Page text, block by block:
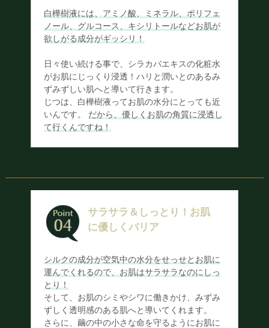
白樺樹液には、アミノ酸、ミネラル、ポリフェ
ノール、グルコース、キシリトールなどお肌が
欲しがる成分がギッシリ！
日々使い続ける事で、シラカバエキスの化粧水
がお肌にじっくり浸透！ハリと潤いとのあるみ
ずみずしい肌へと導いて行きます。
じつは、白樺樹液ってお肌の水分にとっても近
いんです。 だから、優しくお肌の角質に浸透し
て行くんですね！
サラサラ＆しっとり！お肌
に優しくバリア
シルクの成分が空気中の水分をせっせとお肌に
運んでくれるので、お肌はサラサラなのにしっ
とり！
そして、お肌のシミやシワに働きかけ、みずみ
ずしく透明感のある肌へと導いてくれます。
さらに、繭の中の小さな命を守るようにお肌に